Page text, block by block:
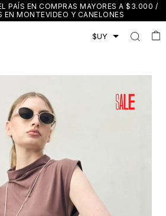
PAÍS EN COMPRAS MAYORES A $3.000 /
EN MONTEVIDEO Y CANELONES